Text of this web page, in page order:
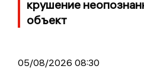
крушение
объект
05/08/2026 08:30